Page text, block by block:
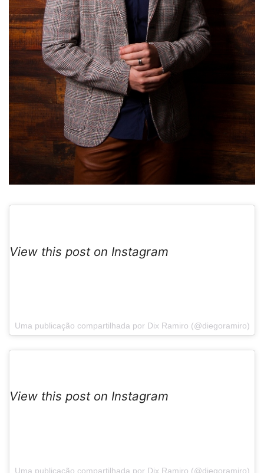
View this post on Instagram
Uma publicação compartilhada por Dix Ramiro (@diegoramiro)
View this post on Instagram
Uma publicação compartilhada por Dix Ramiro (@diegoramiro)